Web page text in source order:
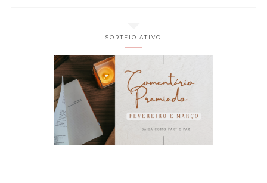
SORTEIO ATIVO